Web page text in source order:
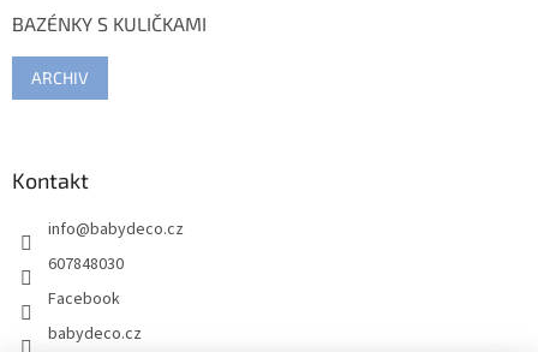
BAZÉNKY S KULIČKAMI
ARCHIV
Kontakt
info@babydeco.cz
607848030
Facebook
babydeco.cz